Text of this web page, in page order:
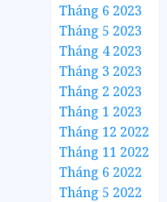
Tháng 6 2023
Tháng 5 2023
Tháng 4 2023
Tháng 3 2023
Tháng 2 2023
Tháng 1 2023
Tháng 12 2022
Tháng 11 2022
Tháng 6 2022
Tháng 5 2022